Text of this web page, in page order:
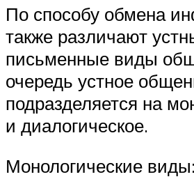
По способу обмена
также различают
письменные виды
очередь устное
подразделяется на
и диалогическое.
Монологические виды: